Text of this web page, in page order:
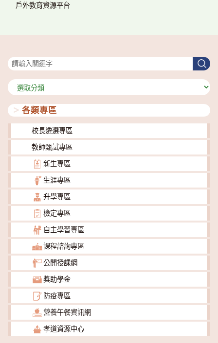
戶外教育資源平台
搜
尋
分
類
各類專區
校長遴選專區
教師甄試專區
新生專區
生涯專區
升學專區
檢定專區
自主學習專區
課程諮詢專區
公開授課網
獎助學金
防疫專區
營養午餐資訊網
孝道資源中心